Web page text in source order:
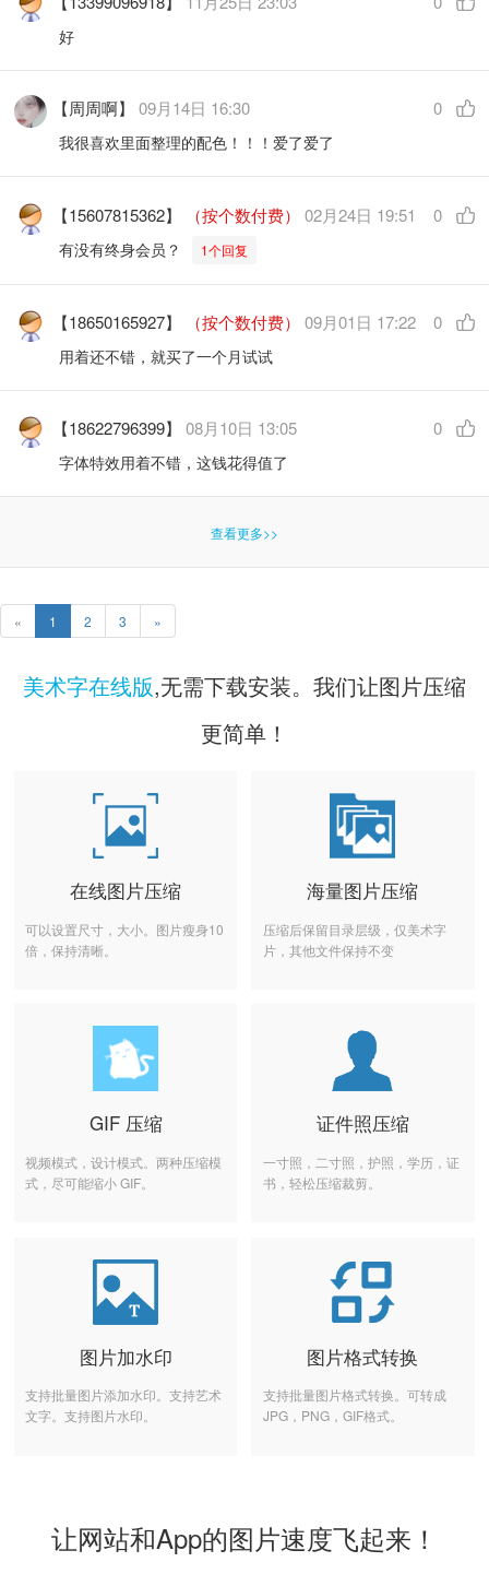
好
【周周啊】09月14日 16:30 0
我很喜欢里面整理的配色！！！爱了爱了
【15607815362】 （按个数付费） 02月24日 19:51 0
有没有终身会员？ 1个回复
【18650165927】 （按个数付费） 09月01日 17:22 0
用着还不错，就买了一个月试试
【18622796399】08月10日 13:05 0
字体特效用着不错，这钱花得值了
查看更多>>
« 1 2 3 »
美术字在线版,无需下载安装。我们让图片压缩
更简单！
在线图片压缩
可以设置尺寸，大小。图片瘦身10
倍，保持清晰。
海量图片压缩
压缩后保留目录层级，仅美术字
片，其他文件保持不变
GIF 压缩
视频模式，设计模式。两种压缩模
式，尽可能缩小 GIF。
证件照压缩
一寸照，二寸照，护照，学历，证
书，轻松压缩裁剪。
图片加水印
支持批量图片添加水印。支持艺术
文字。支持图片水印。
图片格式转换
支持批量图片格式转换。可转成
JPG，PNG，GIF格式。
让网站和App的图片速度飞起来！